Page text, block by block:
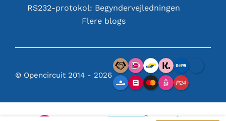
RS232-protokol: Begyndervejledningen
Flere blogs
© Opencircuit 2014 - 2026